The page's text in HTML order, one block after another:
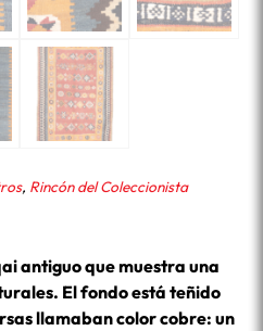
, Rincón del Coleccionista
antiguo que muestra una
El fondo está teñido
llamaban color cobre: un